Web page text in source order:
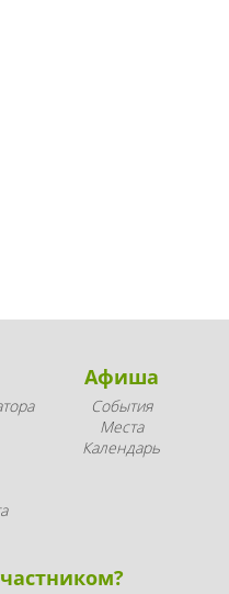
Афиша
События
Места
Календарь